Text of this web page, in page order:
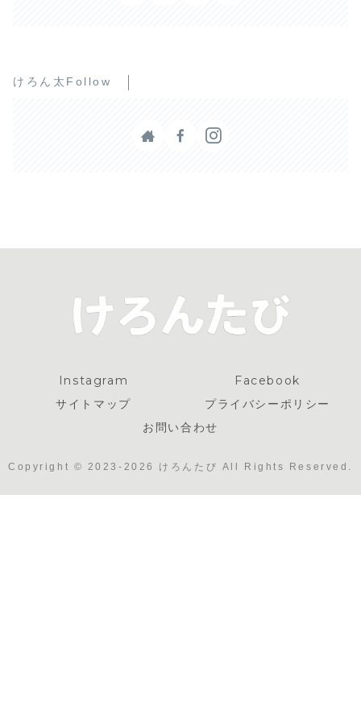
けろん太Follow
Instagram
Facebook
サイトマップ
プライバシーポリシー
お問い合わせ
Copyright © 2023-2026 けろんたび All Rights Reserved.